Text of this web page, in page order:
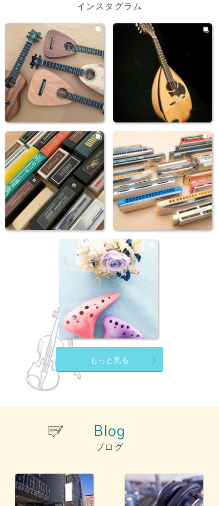
インスタグラム
もっと見る
Blog
ブログ